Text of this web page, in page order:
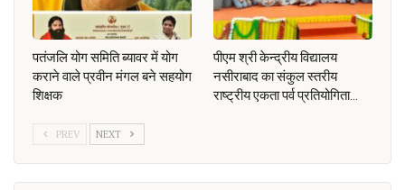
पतंजलि योग समिति ब्यावर में योग
कराने वाले प्रवीन मंगल बने सहयोग
शिक्षक
पीएम श्री केन्द्रीय विद्यालय
नसीराबाद का संकुल स्तरीय
राष्ट्रीय एकता पर्व प्रतियोगिता…
PREV NEXT